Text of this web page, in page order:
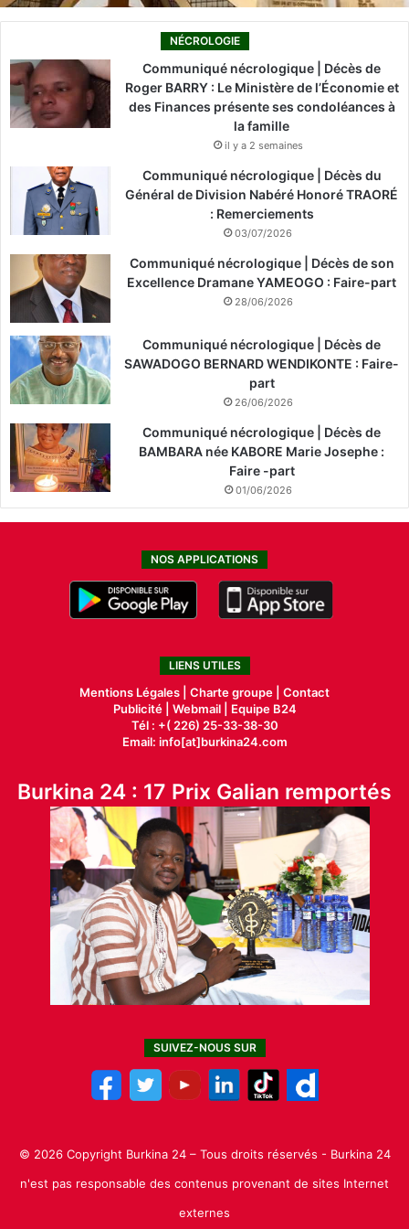
NÉCROLOGIE
Communiqué nécrologique | Décès de
Roger BARRY : Le Ministère de l’Économie et
des Finances présente ses condoléances à
la famille
il y a 2 semaines
Communiqué nécrologique | Décès du
Général de Division Nabéré Honoré TRAORÉ
: Remerciements
03/07/2026
Communiqué nécrologique | Décès de son
Excellence Dramane YAMEOGO : Faire-part
28/06/2026
Communiqué nécrologique | Décès de
SAWADOGO BERNARD WENDIKONTE : Faire-
part
26/06/2026
Communiqué nécrologique | Décès de
BAMBARA née KABORE Marie Josephe :
Faire -part
01/06/2026
NOS APPLICATIONS
LIENS UTILES
Mentions Légales | Charte groupe | Contact
Publicité| Webmail |
Equipe B24
Tél : +( 226) 25-33-38-30
Email: info[at]burkina24.com
Burkina 24 : 17 Prix Galian remportés
SUIVEZ-NOUS SUR
© 2026 Copyright Burkina 24 – Tous droits réservés - Burkina 24
n'est pas responsable des contenus provenant de sites Internet
externes